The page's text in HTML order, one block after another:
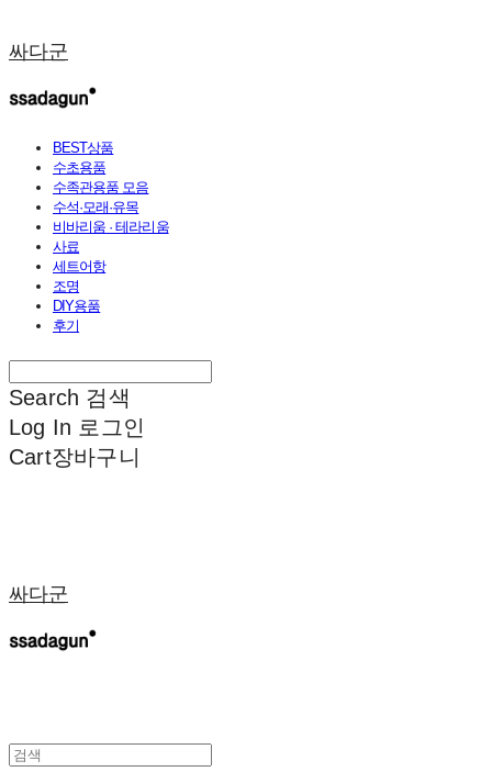
싸다군
BEST상품
수초용품
수족관용품 모음
수석·모래·유목
비바리움 · 테라리움
사료
세트어항
조명
DIY용품
후기
Search 검색
Log In 로그인
Cart장바구니
싸다군